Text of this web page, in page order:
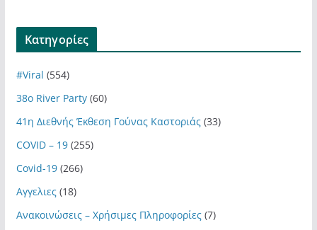
Kατηγορίες
#Viral (554)
38ο River Party(60)
41η Διεθνής Έκθεση Γούνας Καστοριάς(33)
COVID – 19(255)
Covid-19(266)
Αγγελιες(18)
Ανακοινώσεις – Χρήσιμες Πληροφορίες(7)